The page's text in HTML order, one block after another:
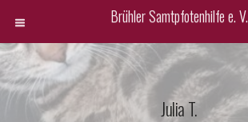
Brühler Samtpfotenhilfe e. V.
Julia T.